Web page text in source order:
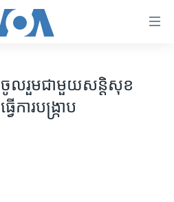
លរួម​ជាមួយ​សន្តិសុខ​
ារ​បង្រ្កាប​